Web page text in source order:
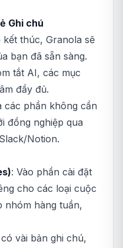
Ghi chú
thúc, Granola sẽ
bạn đã sẵn sàng.
tắt AI, các mục
đầy đủ.
các phần không cần
đồng nghiệp qua
Notion.
: Vào phần cài đặt
cho các loại cuộc
nhóm hàng tuần,
vài bản ghi chú,